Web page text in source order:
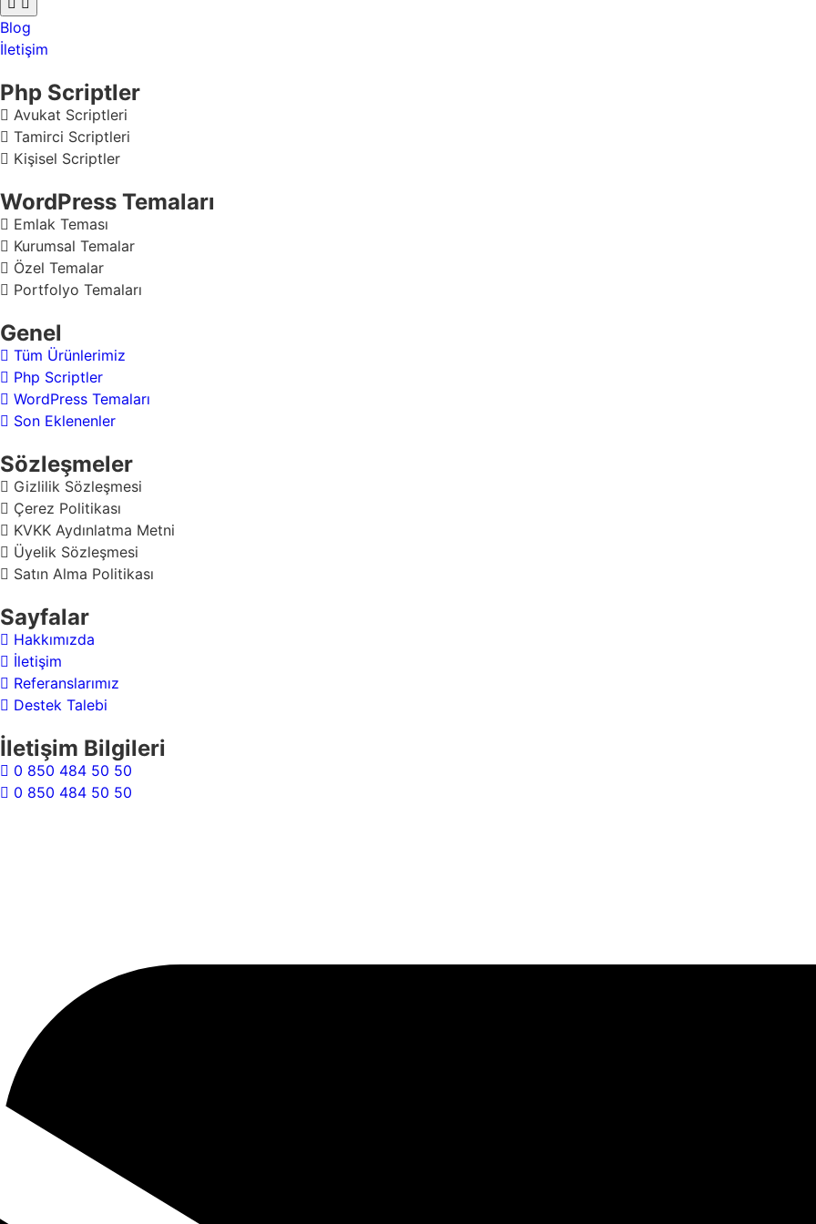
Blog
İletişim
Php Scriptler
Avukat Scriptleri
Tamirci Scriptleri
Kişisel Scriptler
WordPress Temaları
Emlak Teması
Kurumsal Temalar
Özel Temalar
Portfolyo Temaları
Genel
Tüm Ürünlerimiz
Php Scriptler
WordPress Temaları
Son Eklenenler
Sözleşmeler
Gizlilik Sözleşmesi
Çerez Politikası
KVKK Aydınlatma Metni
Üyelik Sözleşmesi
Satın Alma Politikası
Sayfalar
Hakkımızda
İletişim
Referanslarımız
Destek Talebi
İletişim Bilgileri
0 850 484 50 50
0 850 484 50 50